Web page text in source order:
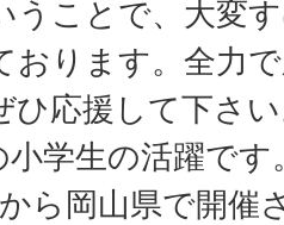
うことで、大変
おります。全力
ひ応援して下さ
学生の活躍です
ら岡山県で開催